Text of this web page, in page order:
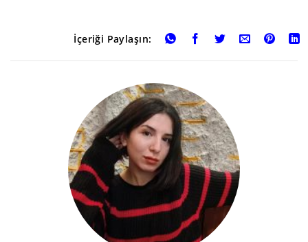
İçeriği Paylaşın: